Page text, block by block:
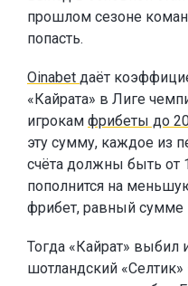
прошлом сезоне
попасть.
Oinabet даёт
«Кайрата» в Лиге
игрокам фрибеты до
эту сумму, каждое из
счёта должны быть от
пополнится на
фрибет, равный сумме
Тогда «Кайрат» выбил
шотландский